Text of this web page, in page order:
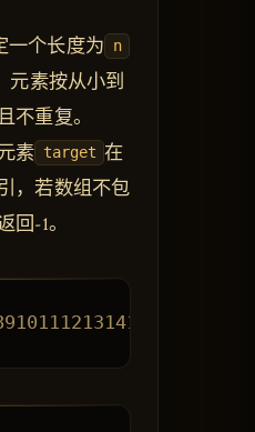
一个长度为 n
元素按从小到
不重复。
素 target 在
，若数组不包
回-1。